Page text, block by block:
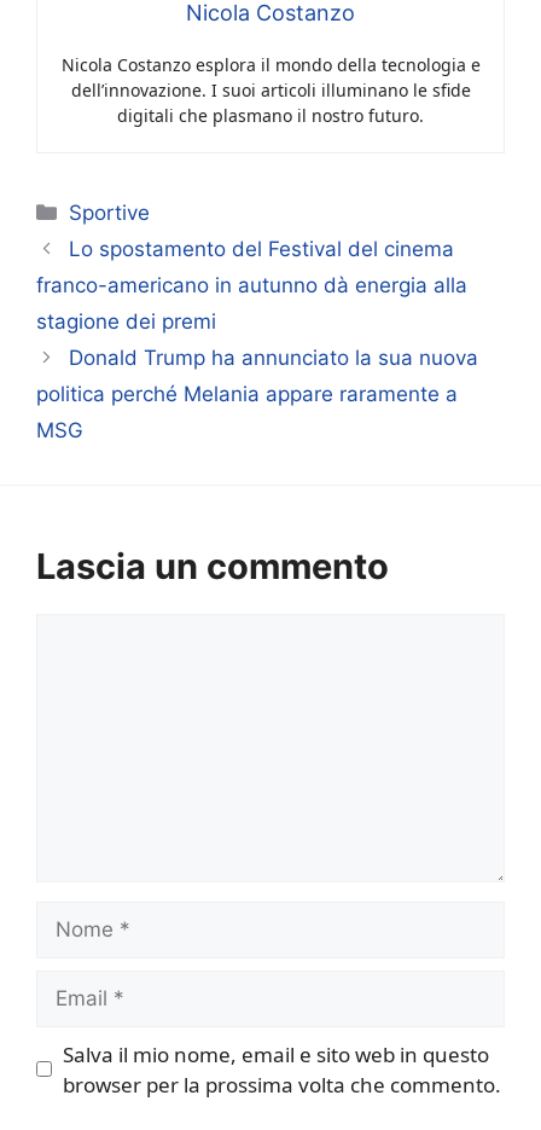
Nicola Costanzo
Nicola Costanzo esplora il mondo della tecnologia e
dell’innovazione. I suoi articoli illuminano le sfide
digitali che plasmano il nostro futuro.
Categorie
Sportive
Lo spostamento del Festival del cinema
franco-americano in autunno dà energia alla
stagione dei premi
Donald Trump ha annunciato la sua nuova
politica perché Melania appare raramente a
MSG
Lascia un commento
Salva il mio nome, email e sito web in questo
browser per la prossima volta che commento.